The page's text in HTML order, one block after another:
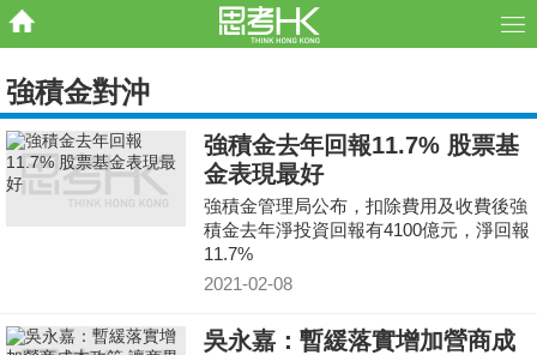
強積金對沖
強積金去年回報11.7% 股票基
金表現最好
強積金管理局公布，扣除費用及收費後強
積金去年淨投資回報有4100億元，淨回報
11.7%
2021-02-08
吳永嘉：暫緩落實增加營商成